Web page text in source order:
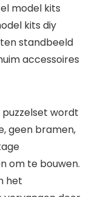
model kits
kits diy
standbeeld
accessoires
puzzelset wordt
geen bramen,
om te bouwen.
het